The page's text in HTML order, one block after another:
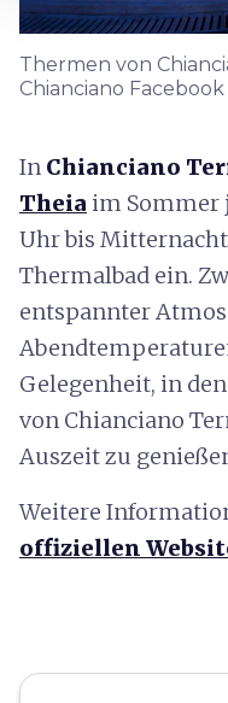
Thermen von
Chianciano
In Chianciano
Theia im Sommer
Uhr bis
Thermalbad ein.
entspannter
Gelegenheit, in
von Chianciano
Auszeit zu
Weitere
offiziellen